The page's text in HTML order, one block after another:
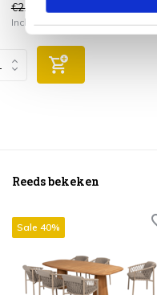
€2.368,00
Incl. btw
Reeds bekeken
Sale 40%